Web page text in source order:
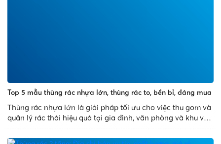
Top 5 mẫu thùng rác nhựa lớn, thùng rác to, bền bỉ, đáng mua
Thùng rác nhựa lớn là giải pháp tối ưu cho việc thu gom và
quản lý rác thải hiệu quả tại gia đình, văn phòng và khu vực
công cộng. Với thiết kế bền bỉ, dung tích đa dạng và tính
năng tiện dụng, các mẫu thùng rác nhựa...